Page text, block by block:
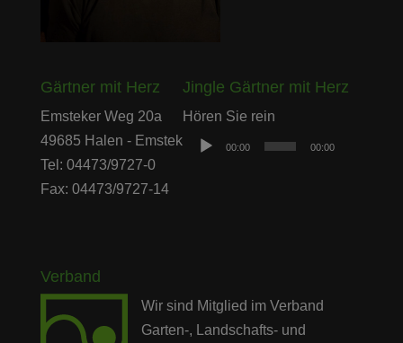
Gärtner mit Herz
Emsteker Weg 20a
49685 Halen - Emstek
Tel: 04473/9727-0
Fax: 04473/9727-14
Jingle Gärtner mit Herz
Hören Sie reinAudio-
Player
00:00 00:00
Verband
Wir sind Mitglied im Verband
Garten-, Landschafts- und